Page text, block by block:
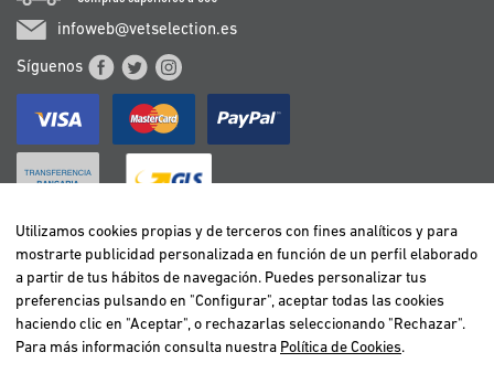
infoweb@vetselection.es
Síguenos
BELGIË / BELGIQUE
DEUTSCHLAND
ESPAÑA
FRANCE
Utilizamos cookies propias y de terceros con fines analíticos y para
mostrarte publicidad personalizada en función de un perfil elaborado
a partir de tus hábitos de navegación. Puedes personalizar tus
preferencias pulsando en "Configurar", aceptar todas las cookies
haciendo clic en "Aceptar", o rechazarlas seleccionando "Rechazar".
Para más información consulta nuestra Política de Cookies.